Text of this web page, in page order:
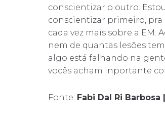
conscientizar o outro.
conscientizar primeiro,
cada vez mais sobre a EM.
nem de quantas lesões
algo está falhando na
vocês acham inportante
Fonte: Fabi Dal Ri Barbosa